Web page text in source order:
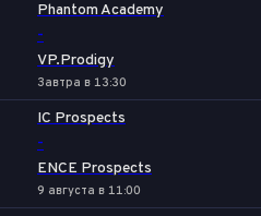
Phantom Academy
-
VP.Prodigy
Завтра в 13:30
IC Prospects
-
ENCE Prospects
9 августа в 11:00